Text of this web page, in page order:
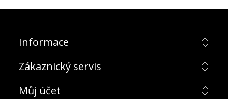
Informace
Zákaznický servis
Můj účet